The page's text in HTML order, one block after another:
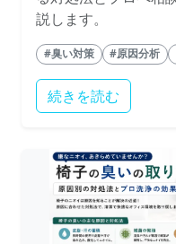
説します。
#臭い対策 #原因分析
続きを読む